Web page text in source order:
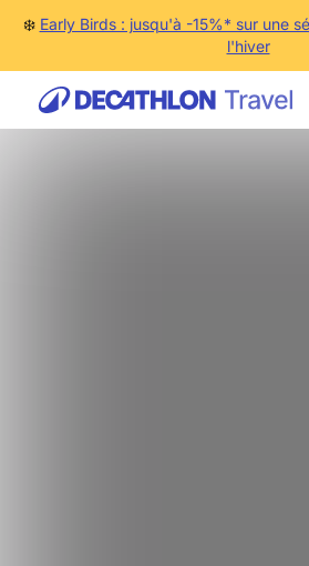
❄️ Early Birds : jusqu'à -15%* sur une
l'hiver